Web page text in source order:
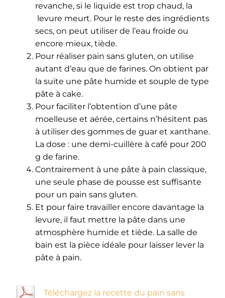
revanche, si le liquide est trop chaud, la
levure meurt. Pour le reste des ingrédients
secs, on peut utiliser de l’eau froide ou
encore mieux, tiède.
Pour réaliser pain sans gluten, on utilise
autant d’eau que de farines. On obtient par
la suite une pâte humide et souple de type
pâte à cake.
Pour faciliter l’obtention d’une pâte
moelleuse et aérée, certains n’hésitent pas
à utiliser des gommes de guar et xanthane.
La dose : une demi-cuillère à café pour 200
g de farine.
Contrairement à une pâte à pain classique,
une seule phase de pousse est suffisante
pour un pain sans gluten.
Et pour faire travailler encore davantage la
levure, il faut mettre la pâte dans une
atmosphère humide et tiède. La salle de
bain est la pièce idéale pour laisser lever la
pâte à pain.
Téléchargez la recette du pain sans